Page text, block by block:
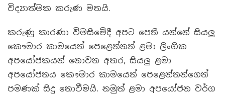
විද්‍යාත්මක කරුණ මතයි.
කරුණු කාරණා විමසීමේදී අපට පෙනී යන්නේ සියලු
කෞමාර කාමයෙන් පෙළෙන්නන් ළමා ලිංගික
අපයෝජකයන් නොවන අතර, සියලු ළමා
අපයෝජනය කෞමාර කාමයෙන් පෙළෙන්නන්ගෙන්
පමණක් සිදු නොවීමයි. නමුත් ළමා අපයෝජන වර්ග